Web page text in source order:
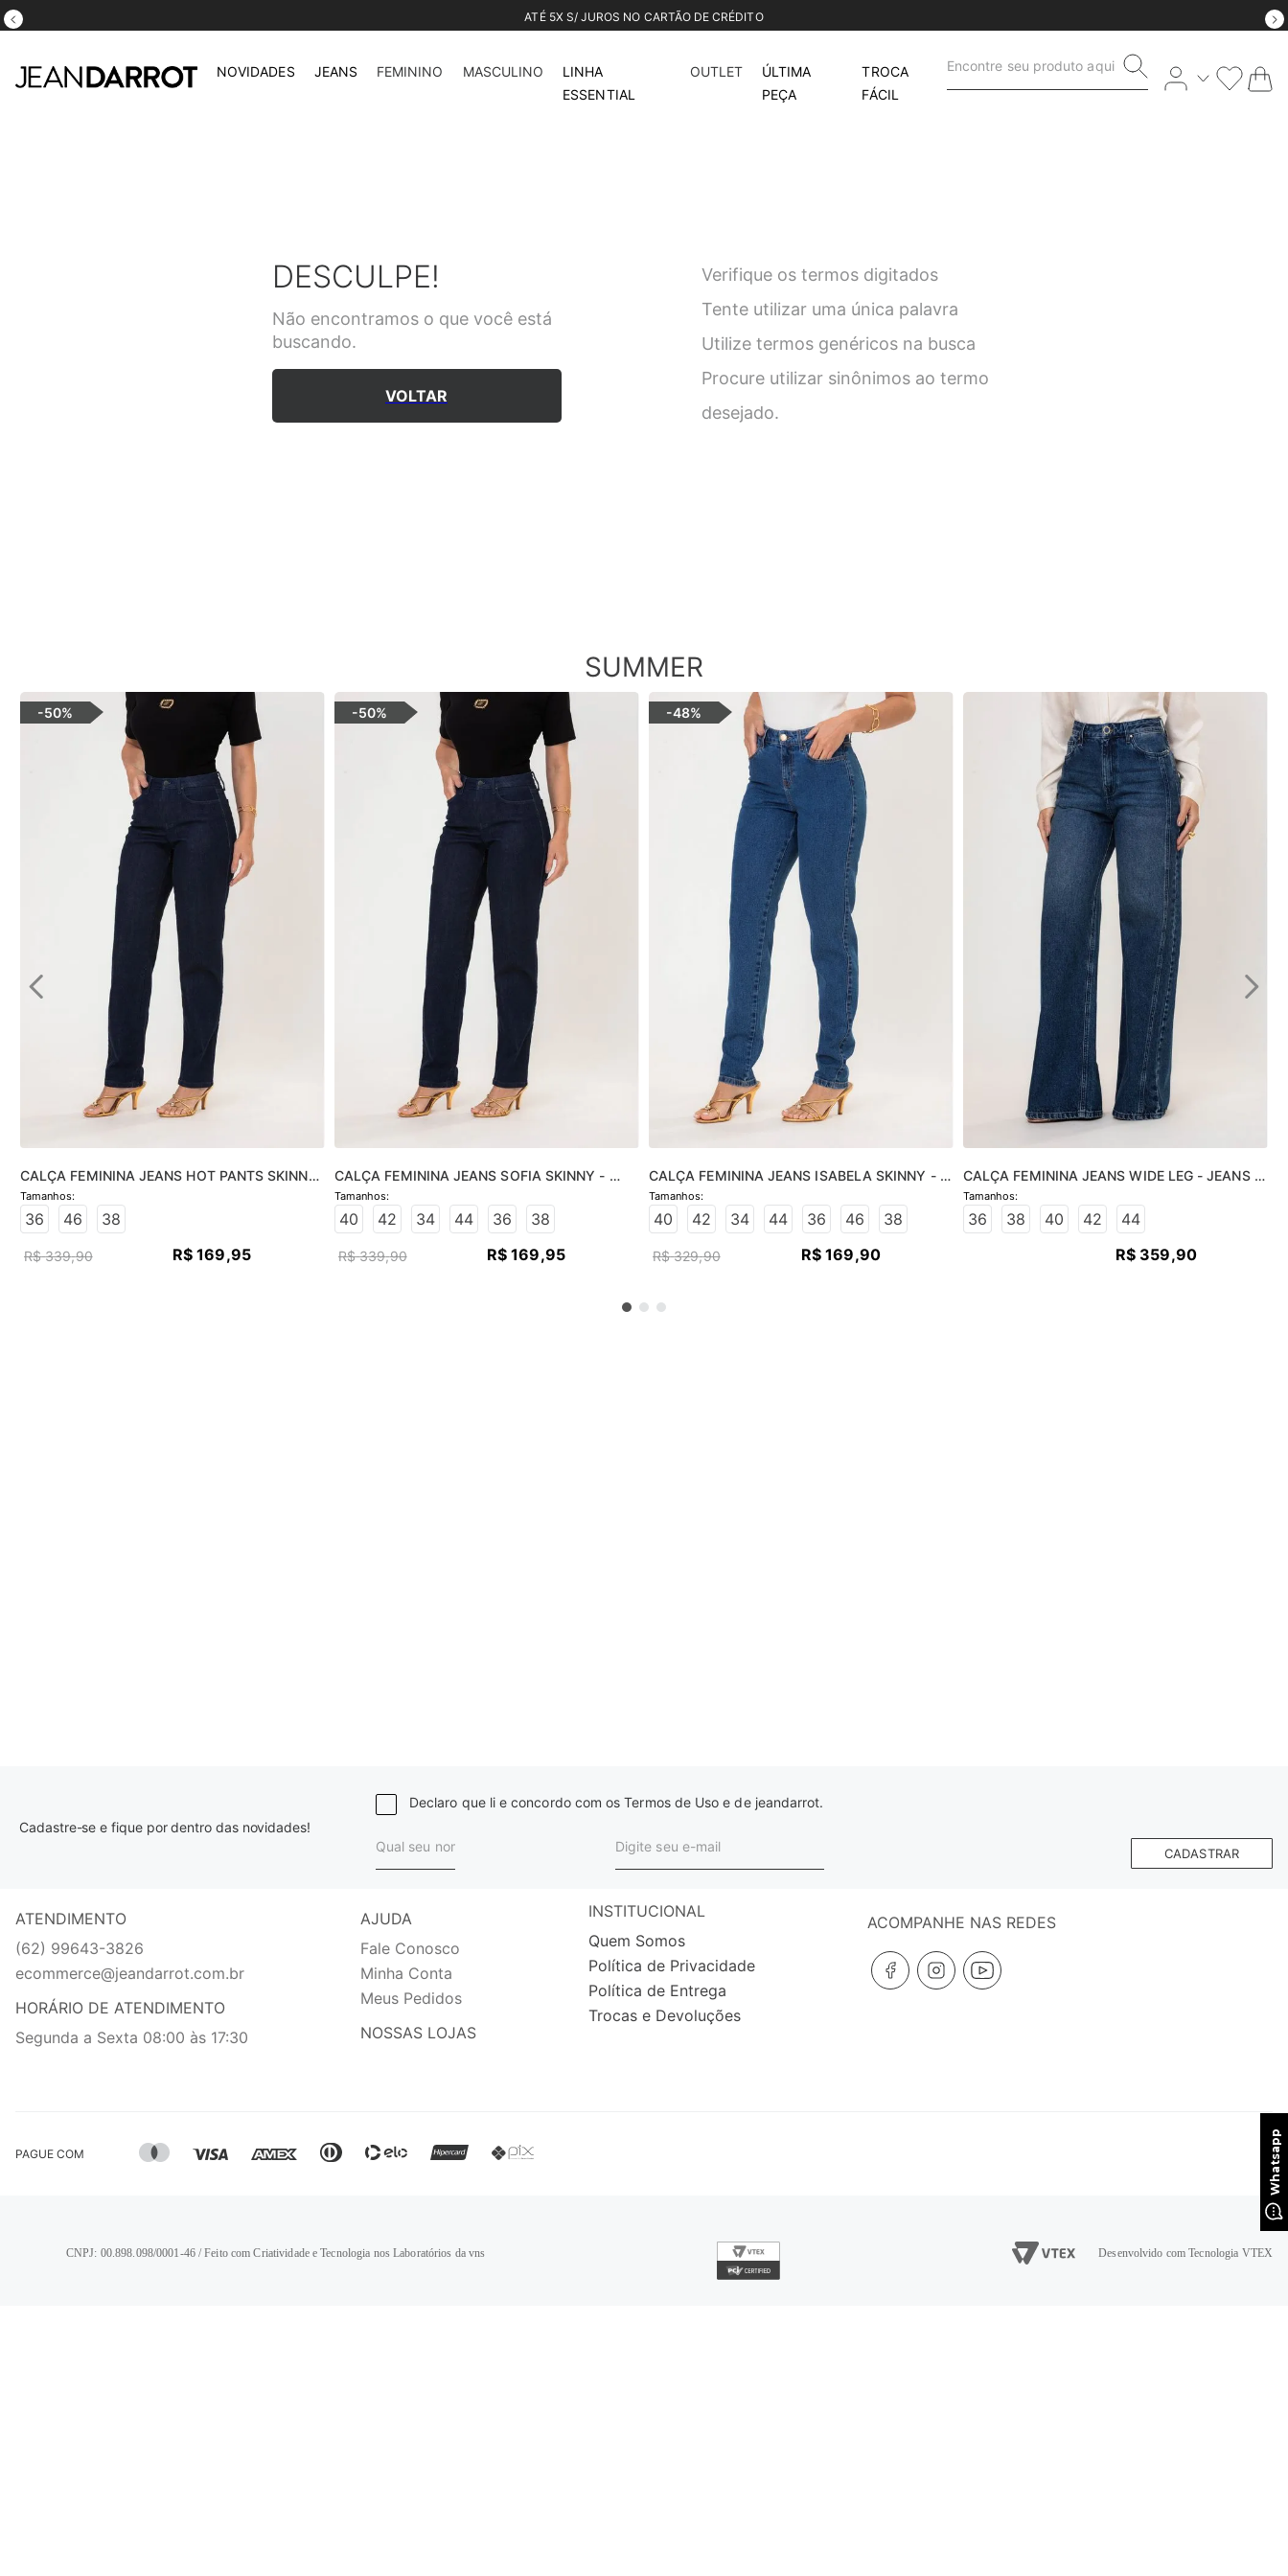
ATÉ 5X S/ JUROS NO CARTÃO DE CRÉDITO
NOVIDADES JEANS FEMININO MASCULINO
LINHA
ESSENTIAL
OUTLET
ÚLTIMA
PEÇA
TROCA
FÁCIL
Encontre seu produto aqui
DESCULPE!
Não encontramos o que você está
buscando.
VOLTAR
Verifique os termos digitados
Tente utilizar uma única palavra
Utilize termos genéricos na busca
Procure utilizar sinônimos ao termo
desejado.
SUMMER
-50%
CALÇA FEMININA JEANS HOT PANTS SKINNY
- JEANS ESCURO
36 46 38
R$ 339,90 R$ 169,95
-50%
CALÇA FEMININA JEANS SOFIA SKINNY -
JEANS ESCURO
40 42 34 44 36 38
R$ 339,90 R$ 169,95
-48%
CALÇA FEMININA JEANS ISABELA SKINNY -
JEANS MÉDIO
40 42 34 44 36 46 38
R$ 329,90 R$ 169,90
CALÇA FEMININA JEANS WIDE LEG - JEANS
MÉDIO
36 38 40 42
44
R$ 359,90
Cadastre-se e fique por dentro das novidades!
Declaro que li e concordo com os Termos de Uso e de jeandarrot.
CADASTRAR
ATENDIMENTO
(62) 99643-3826
ecommerce@jeandarrot.com.br
HORÁRIO DE ATENDIMENTO
Segunda a Sexta 08:00 às 17:30
AJUDA
Fale Conosco
Minha Conta
Meus Pedidos
NOSSAS LOJAS
INSTITUCIONAL
Quem Somos
Política de Privacidade
Política de Entrega
Trocas e Devoluções
ACOMPANHE NAS REDES
PAGUE COM
CNPJ: 00.898.098/0001-46 / Feito com Criatividade e Tecnologia nos Laboratórios da vns Desenvolvido com Tecnologia VTEX